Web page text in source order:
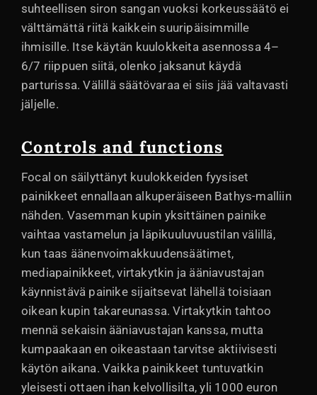
suhteellisen siron sangan vuoksi korkeussäätö ei
välttämättä riitä kaikkein suuripäisimmille
ihmisille. Itse käytän kuulokkeita asennossa 4–
6/7 riippuen siitä, olenko jaksanut käydä
parturissa. Välillä säätövaraa ei siis jää valtavasti
jäljelle.
Controls and functions
Focal on säilyttänyt kuulokkeiden fyysiset
painikkeet ennallaan alkuperäiseen Bathys-malliin
nähden. Vasemman kupin yksittäinen painike
vaihtaa vastamelun ja läpikuuluvuustilan välillä,
kun taas äänenvoimakkuudensäätimet,
mediapainikkeet, virtakytkin ja ääniavustajan
käynnistävä painike sijaitsevat lähellä toisiaan
oikean kupin takareunassa. Virtakytkin tahtoo
mennä sekaisin ääniavustajan kanssa, mutta
kumpaakaan en oikeastaan tarvitse aktiivisesti
käytön aikana. Vaikka painikkeet tuntuvatkin
yleisesti ottaen ihan kelvollisilta, yli 1000 euron